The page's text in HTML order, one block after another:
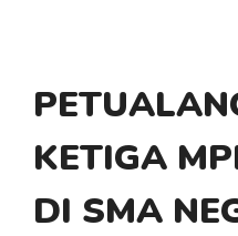
KETIGA
DI SMA